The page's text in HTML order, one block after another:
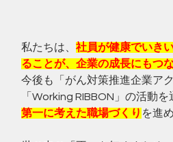
私たちは、社員が健康でいき
ることが、企業の成長にもつ
今後も「がん対策推進企業ア
「Working RIBBON」の活動
第一に考えた職場づくり を進